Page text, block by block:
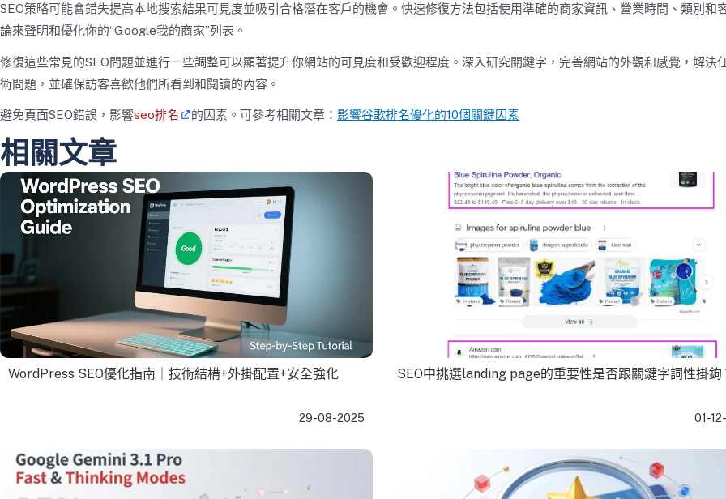
SEO策略可能會錯失提高本地搜索結果可見度並吸引合格潛在客戶的機會。快速修復方法包括使用準確的商家資訊、營業時間、類別和
論來聲明和優化你的“Google我的商家”列表。
修復這些常見的SEO問題並進行一些調整可以顯著提升你網站的可見度和受歡迎程度。深入研究關鍵字，完善網站的外觀和感覺，解決
術問題，並確保訪客喜歡他們所看到和閱讀的內容。
避免頁面SEO錯誤，影響seo排名 的因素。可參考相關文章： 影響谷歌排名優化的10個關鍵因素
相關文章
WordPress SEO優化指南｜技術結構+外掛配置+安全強化
29-08-2025
SEO中挑選landing page的重要性是否跟關鍵字詞性掛鉤
01-